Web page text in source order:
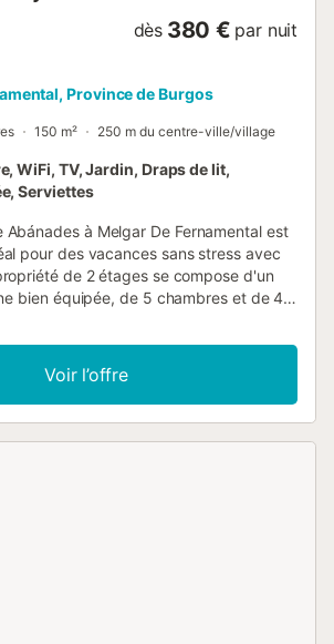
dès 380 € par nuit
Province de Burgos
150 m² 250 m du centre-ville/village
WiFi, TV, Jardin, Draps de lit,
Serviettes
Abánades à Melgar De Fernamental est
pour des vacances sans stress avec
de 2 étages se compose d'un
bien équipée, de 5 chambres et de 4
comprennent le Wi-Fi, une
à laver ainsi que des livres et
Un lit bébé est également disponible.
d'un espace extérieur privé avec
Voir l’offre